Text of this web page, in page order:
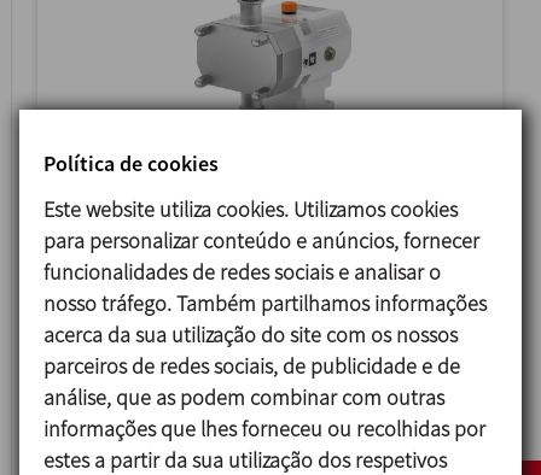
HLR
BOMBA DE LÓBULO ROTATIVA HIGIÉNICA
Política de cookies
Este website utiliza cookies. Utilizamos cookies
para personalizar conteúdo e anúncios, fornecer
funcionalidades de redes sociais e analisar o
nosso tráfego. Também partilhamos informações
acerca da sua utilização do site com os nossos
parceiros de redes sociais, de publicidade e de
análise, que as podem combinar com outras
informações que lhes forneceu ou recolhidas por
estes a partir da sua utilização dos respetivos